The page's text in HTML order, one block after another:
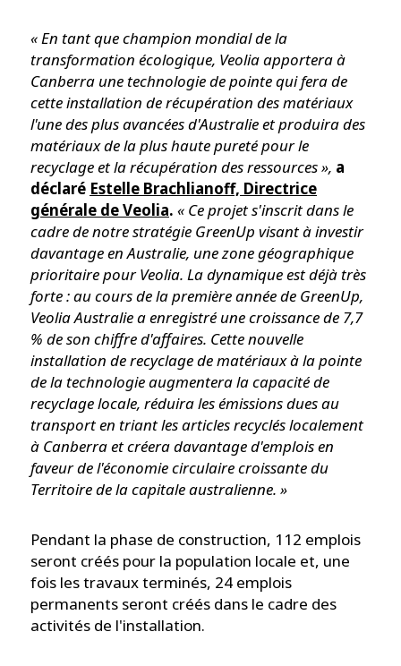
« En tant que champion mondial de la
transformation écologique, Veolia apportera à
Canberra une technologie de pointe qui fera de
cette installation de récupération des matériaux
l'une des plus avancées d'Australie et produira des
matériaux de la plus haute pureté pour le
recyclage et la récupération des ressources », a
déclaré Estelle Brachlianoff, Directrice
générale de Veolia. « Ce projet s'inscrit dans le
cadre de notre stratégie GreenUp visant à investir
davantage en Australie, une zone géographique
prioritaire pour Veolia. La dynamique est déjà très
forte : au cours de la première année de GreenUp,
Veolia Australie a enregistré une croissance de 7,7
% de son chiffre d'affaires. Cette nouvelle
installation de recyclage de matériaux à la pointe
de la technologie augmentera la capacité de
recyclage locale, réduira les émissions dues au
transport en triant les articles recyclés localement
à Canberra et créera davantage d'emplois en
faveur de l'économie circulaire croissante du
Territoire de la capitale australienne. »
Pendant la phase de construction, 112 emplois
seront créés pour la population locale et, une
fois les travaux terminés, 24 emplois
permanents seront créés dans le cadre des
activités de l'installation.